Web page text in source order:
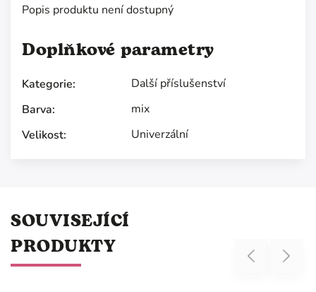
Popis produktu není dostupný
Doplňkové parametry
Kategorie:
Další příslušenství
Barva:
mix
Velikost: Univerzální
SOUVISEJÍCÍ
PRODUKTY
Previous Next